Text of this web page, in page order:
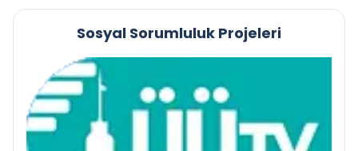
Sosyal Sorumluluk Projeleri